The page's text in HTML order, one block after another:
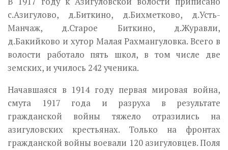
с.Азигулово, д.Биткино, д.Бихметково, д.Усть-
Манчаж, д.Старое Биткино, д.Журавли,
д.Бакийково и хутор Малая Рахмангуловка. Всего в
волости работало пять школ, в том числе две
земских, и училось 242 ученика.
Начавшаяся в 1914 году первая мировая война,
смута 1917 года и разруха в результате
гражданской войны тяжело отразились на
азигуловских крестьянах. Только на фронтах
гражданской войны воевали 120 азигуловцев. Поля